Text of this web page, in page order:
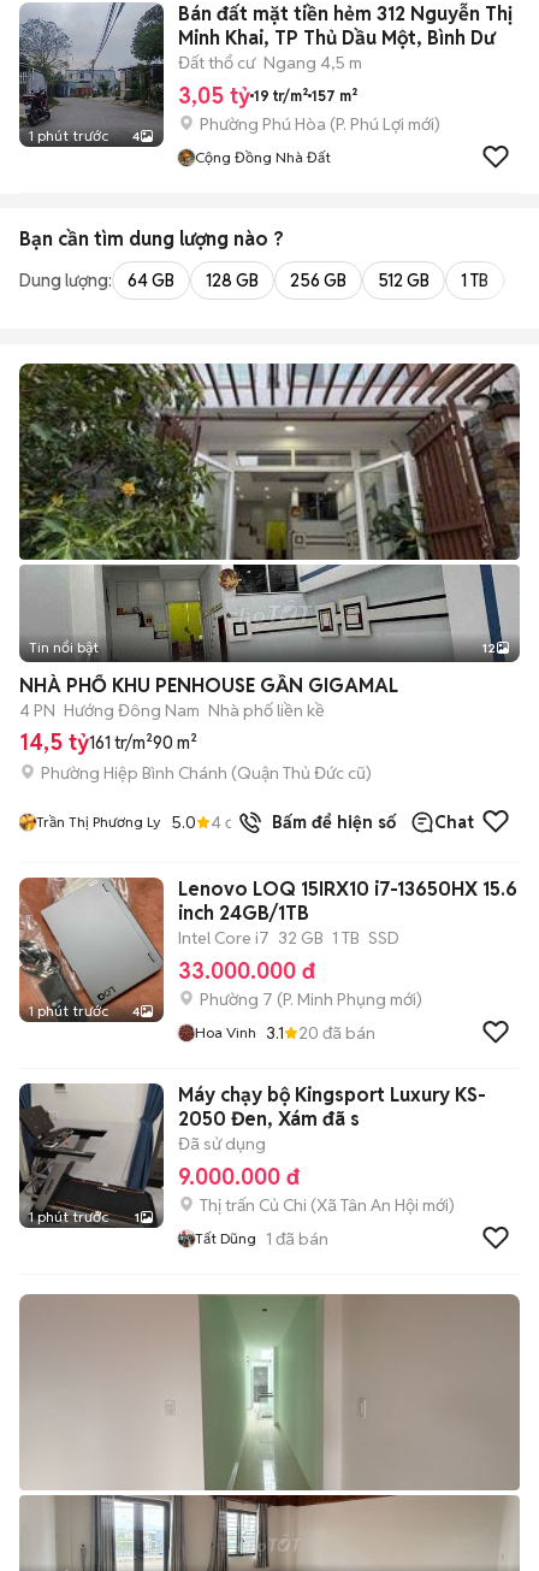
1 phút trước 4
Bán đất mặt tiền hẻm 312 Nguyễn Thị
Minh Khai, TP Thủ Dầu Một, Bình Dư
Đất thổ cư Ngang 4,5 m
3,05 tỷ 19 tr/m² 157 m²
Phường Phú Hòa (P. Phú Lợi mới)
Cộng Đồng Nhà Đất
Bạn cần tìm dung lượng nào ?
Dung lượng: 64 GB 128 GB 256 GB 512 GB 1 TB
+2
Tin nổi bật 12
NHÀ PHỐ KHU PENHOUSE GẦN GIGAMAL
4 PN Hướng Đông Nam Nhà phố liền kề
14,5 tỷ161 tr/m²90 m²
Phường Hiệp Bình Chánh (Quận Thủ Đức cũ)
Trần Thị Phương Ly 5.0 4đã bánBấm để hiện số Chat
1 phút trước 4
Lenovo LOQ 15IRX10 i7-13650HX 15.6
inch 24GB/1TB
Intel Core i7 32 GB 1 TB SSD
33.000.000 đ
Phường 7 (P. Minh Phụng mới)
Hoa Vinh 3.1 20 đã bán
1 phút trước 1
Máy chạy bộ Kingsport Luxury KS-
2050 Đen, Xám đã s
Đã sử dụng
9.000.000 đ
Thị trấn Củ Chi (Xã Tân An Hội mới)
Tất Dũng 1 đã bán